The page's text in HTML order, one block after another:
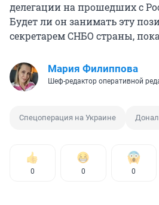
делегации на прошедших с
Будет ли он занимать эту
секретарем СНБО страны,
Мария Филиппова
Шеф-редактор оперативной
Спецоперация на Украине
0 0 0